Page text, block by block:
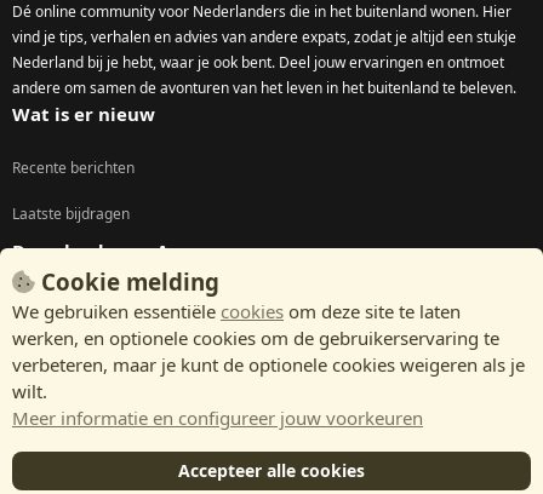
Dé online community voor Nederlanders die in het buitenland wonen. Hier
vind je tips, verhalen en advies van andere expats, zodat je altijd een stukje
Nederland bij je hebt, waar je ook bent. Deel jouw ervaringen en ontmoet
andere om samen de avonturen van het leven in het buitenland te beleven.
Wat is er nieuw
Recente berichten
Laatste bijdragen
Download onze App
Cookie melding
We gebruiken essentiële cookies om deze site te laten
werken, en optionele cookies om de gebruikerservaring te
verbeteren, maar je kunt de optionele cookies weigeren als je
wilt.
Meer informatie en configureer jouw voorkeuren
Accepteer alle cookies